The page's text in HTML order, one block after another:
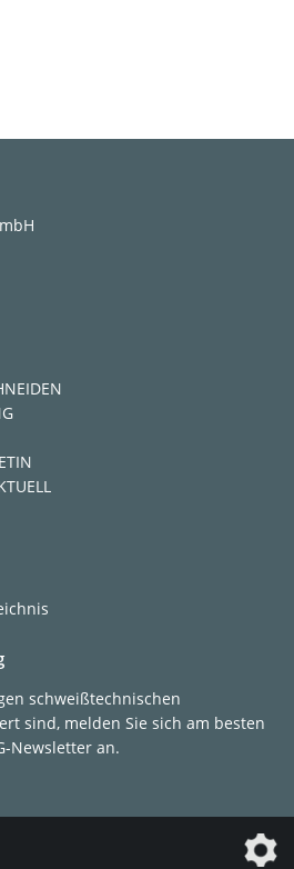
schweißtechnischen
sind, melden Sie sich am besten
Newsletter an.